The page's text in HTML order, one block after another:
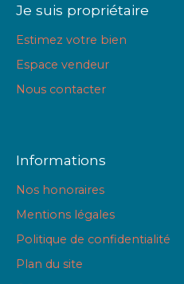
Je suis propriétaire
Estimez votre bien
Espace vendeur
Nous contacter
Informations
Nos honoraires
Mentions légales
Politique de confidentialité
Plan du site